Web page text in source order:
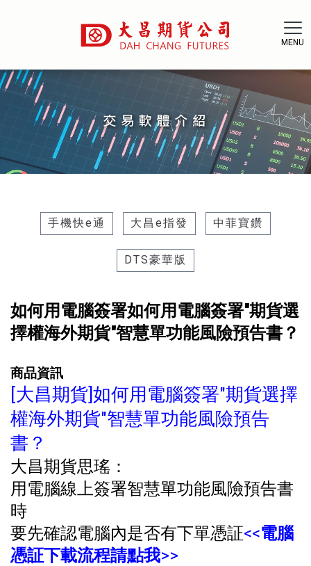
手機快e通 大昌e指發 中菲寶鑽
DTS豪華版
如何用電腦簽署如何用電腦簽署"期貨選
擇權海外期貨"智慧單功能風險預告書？
商品資訊
[大昌期貨]如何用電腦簽署"期貨選擇
權海外期貨"智慧單功能風險預告
書？
大昌期貨思瑤：
用電腦線上簽署智慧單功能風險預告書
時
要先確認電腦內是否有下單憑証<<電腦
憑証下載流程請點我>>